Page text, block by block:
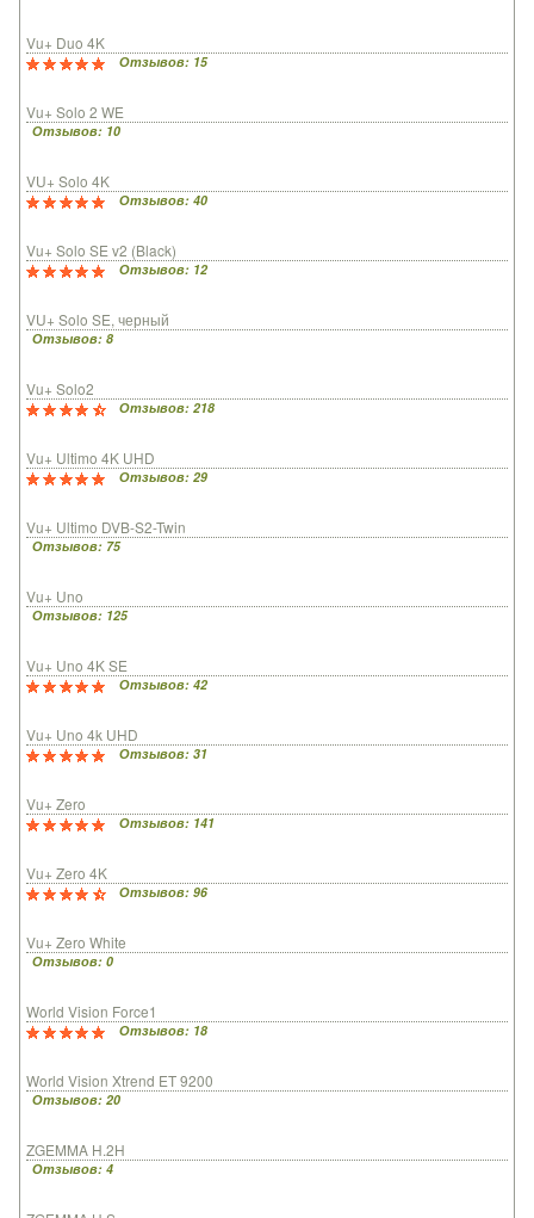
Vu+ Duo 4K
Отзывов: 15
Vu+ Solo 2 WE
Отзывов: 10
VU+ Solo 4K
Отзывов: 40
Vu+ Solo SE v2 (Black)
Отзывов: 12
VU+ Solo SE, черный
Отзывов: 8
Vu+ Solo2
Отзывов: 218
Vu+ Ultimo 4K UHD
Отзывов: 29
Vu+ Ultimo DVB-S2-Twin
Отзывов: 75
Vu+ Uno
Отзывов: 125
Vu+ Uno 4K SE
Отзывов: 42
Vu+ Uno 4k UHD
Отзывов: 31
Vu+ Zero
Отзывов: 141
Vu+ Zero 4K
Отзывов: 96
Vu+ Zero White
Отзывов: 0
World Vision Force1
Отзывов: 18
World Vision Xtrend ET 9200
Отзывов: 20
ZGEMMA H.2H
Отзывов: 4